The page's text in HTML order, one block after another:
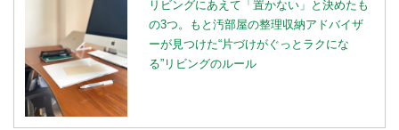
リビングにあえて「置かない」と決めたも
の3つ。もと汚部屋の整理収納アドバイザ
ーが見つけた“片づけがぐっとラクにな
る”リビングのルール